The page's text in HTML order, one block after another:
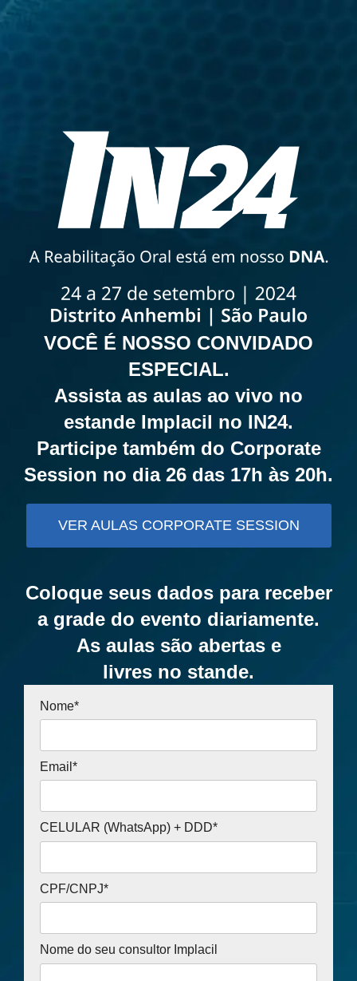
VOCÊ É NOSSO CONVIDADO
ESPECIAL.
Assista as aulas ao vivo no
estande Implacil no IN24.
Participe também do Corporate
Session no dia 26 das 17h às 20h.
VER AULAS CORPORATE SESSION
Coloque seus dados para receber
a grade do evento diariamente.
As aulas são abertas e
livres no stande.
Nome*
Email*
CELULAR (WhatsApp) + DDD*
CPF/CNPJ*
Nome do seu consultor Implacil